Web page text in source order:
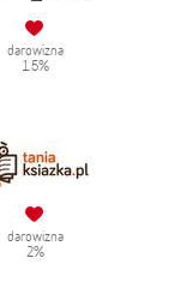
darowizna
1.5%
darowizna
2%